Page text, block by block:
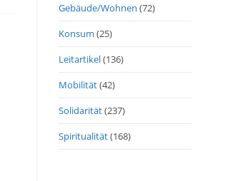
Gebäude/Wohnen (72)
Konsum (25)
Leitartikel(136)
Mobilität(42)
Solidarität(237)
Spiritualität(168)